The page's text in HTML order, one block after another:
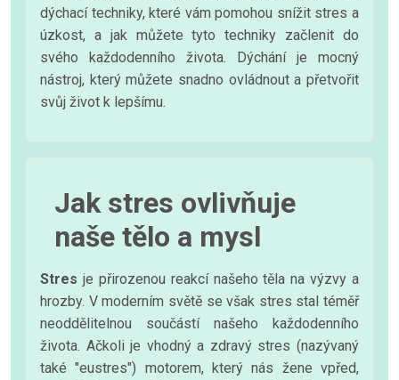
dýchací techniky, které vám pomohou snížit stres a
úzkost, a jak můžete tyto techniky začlenit do
svého každodenního života. Dýchání je mocný
nástroj, který můžete snadno ovládnout a přetvořit
svůj život k lepšímu.
Jak stres ovlivňuje
naše tělo a mysl
Stres je přirozenou reakcí našeho těla na výzvy a
hrozby. V moderním světě se však stres stal téměř
neoddělitelnou součástí našeho každodenního
života. Ačkoli je vhodný a zdravý stres (nazývaný
také "eustres") motorem, který nás žene vpřed,